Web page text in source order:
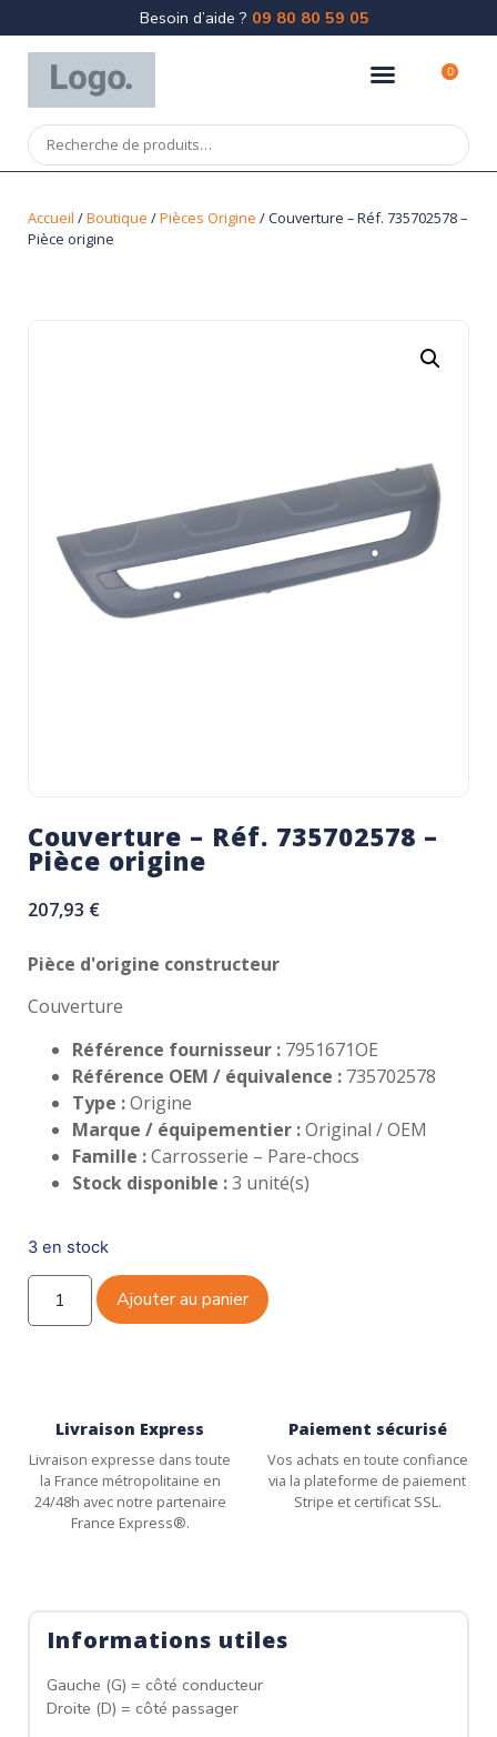
Besoin d’aide ? 09 80 80 59 05
0
Accueil /Boutique /Pièces Origine / Couverture – Réf. 735702578 –
Pièce origine
Couverture – Réf. 735702578 –
Pièce origine
207,93 €
Pièce d'origine constructeur
Couverture
Référence fournisseur : 7951671OE
Référence OEM / équivalence : 735702578
Type :Origine
Marque / équipementier :Original / OEM
Famille :Carrosserie – Pare-chocs
Stock disponible :3 unité(s)
3 en stock
Ajouter au panier
Livraison Express
Livraison expresse dans toute
la France métropolitaine en
24/48h avec notre partenaire
France Express®.
Paiement sécurisé
Vos achats en toute confiance
via la plateforme de paiement
Stripe et certificat SSL.
Informations utiles
Gauche (G) = côté conducteur
Droite (D) = côté passager